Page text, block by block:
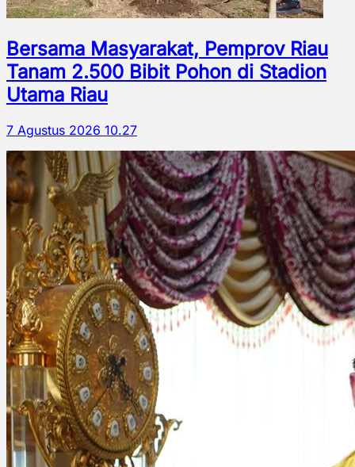
Bersama Masyarakat, Pemprov Riau
Tanam 2.500 Bibit Pohon di Stadion
Utama Riau
7 Agustus 2026 10.27